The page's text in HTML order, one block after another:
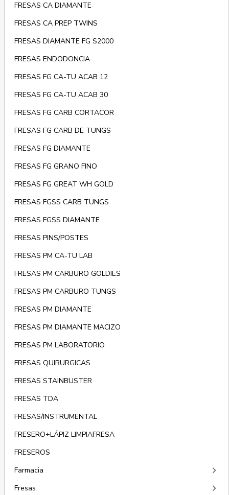
FRESAS CA DIAMANTE
FRESAS CA PREP TWINS
FRESAS DIAMANTE FG S2000
FRESAS ENDODONCIA
FRESAS FG CA-TU ACAB 12
FRESAS FG CA-TU ACAB 30
FRESAS FG CARB CORTACOR
FRESAS FG CARB DE TUNGS
FRESAS FG DIAMANTE
FRESAS FG GRANO FINO
FRESAS FG GREAT WH GOLD
FRESAS FGSS CARB TUNGS
FRESAS FGSS DIAMANTE
FRESAS PINS/POSTES
FRESAS PM CA-TU LAB
FRESAS PM CARBURO GOLDIES
FRESAS PM CARBURO TUNGS
FRESAS PM DIAMANTE
FRESAS PM DIAMANTE MACIZO
FRESAS PM LABORATORIO
FRESAS QUIRURGICAS
FRESAS STAINBUSTER
FRESAS TDA
FRESAS/INSTRUMENTAL
FRESERO+LÁPIZ LIMPIAFRESA
FRESEROS
Farmacia
keyboard_arrow_right
Fresas keyboard_arrow_right